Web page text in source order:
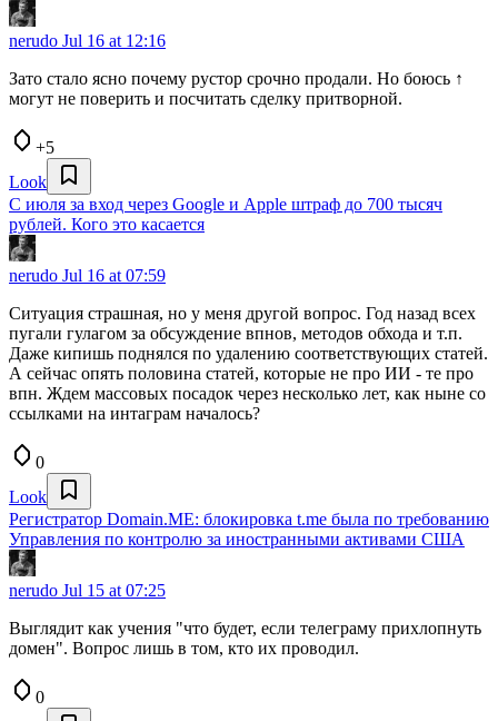
nerudo Jul 16 at 12:16
Зато стало ясно почему рустор срочно продали. Но боюсь ↑
могут не поверить и посчитать сделку притворной.
+5
Look
С июля за вход через Google и Apple штраф до 700 тысяч
рублей. Кого это касается
nerudo Jul 16 at 07:59
Ситуация страшная, но у меня другой вопрос. Год назад всех
пугали гулагом за обсуждение впнов, методов обхода и т.п.
Даже кипишь поднялся по удалению соответствующих статей.
А сейчас опять половина статей, которые не про ИИ - те про
впн. Ждем массовых посадок через несколько лет, как ныне со
ссылками на интаграм началось?
0
Look
Регистратор Domain.ME: блокировка t.me была по требованию
Управления по контролю за иностранными активами США
nerudo Jul 15 at 07:25
Выглядит как учения "что будет, если телеграму прихлопнуть
домен". Вопрос лишь в том, кто их проводил.
0